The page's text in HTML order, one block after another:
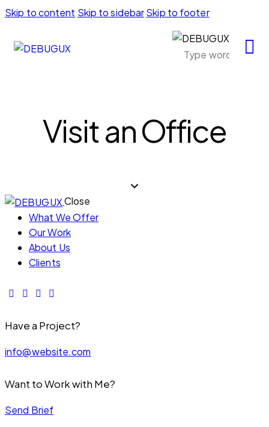
Skip to content Skip to sidebarSkip to footer
Visit an Office
Close
What We Offer
Our Work
About Us
Clients
Have a Project?
info@website.com
Want to Work with Me?
Send Brief